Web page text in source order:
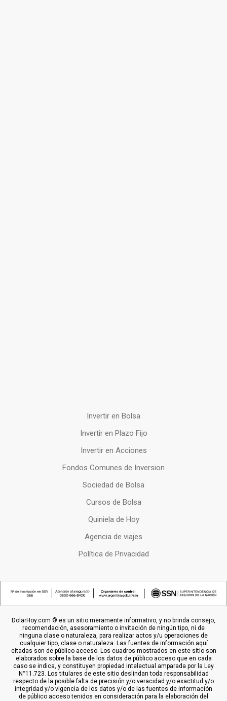
Invertir en Bolsa
Invertir en Plazo Fijo
Invertir en Acciones
Fondos Comunes de Inversion
Sociedad de Bolsa
Cursos de Bolsa
Quiniela de Hoy
Agencia de viajes
Política de Privacidad
DolarHoy.com ® es un sitio meramente informativo, y no brinda consejo,
recomendación, asesoramiento o invitación de ningún tipo, ni de
ninguna clase o naturaleza, para realizar actos y/u operaciones de
cualquier tipo, clase o naturaleza. Las fuentes de información aquí
citadas son de público acceso. Los cuadros mostrados en este sitio son
elaborados sobre la base de los datos de público acceso que en cada
caso se indica, y constituyen propiedad intelectual amparada por la Ley
N°11.723. Los titulares de este sitio deslindan toda responsabilidad
respecto de la posible falta de precisión y/o veracidad y/o exactitud y/o
integridad y/o vigencia de los datos y/o de las fuentes de información
de público acceso tenidos en consideración para la elaboración del